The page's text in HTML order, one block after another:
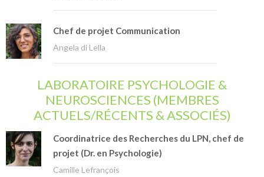
Chef de projet Communication
Angela di Lella
LABORATOIRE PSYCHOLOGIE &
NEUROSCIENCES (MEMBRES
ACTUELS/RÉCENTS & ASSOCIÉS)
Coordinatrice des Recherches du LPN, chef de
projet (Dr. en Psychologie)
Camille Lefrançois